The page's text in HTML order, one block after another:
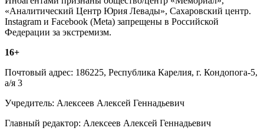
«Аналитический Центр Юрия Левады», Сахаровский центр.
Instagram и Facebook (Metа) запрещены в Российской
Федерации за экстремизм.
16+
Почтовый адрес: 186225, Республика Карелия, г. Кондопога-5,
а/я 3
Учредитель: Алексеев Алексей Геннадьевич
Главный редактор: Алексеев Алексей Геннадьевич